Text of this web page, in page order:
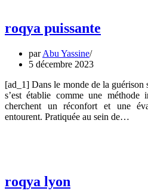
roqya puissante
parAbu Yassine
5 décembre 2023
[ad_1] Dans le monde de la
s’est établie comme une méthode
cherchent un réconfort et une
entourent. Pratiquée au sein de…
roqya lyon